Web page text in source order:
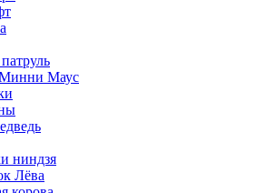
Маус
ниндзя
Лёва